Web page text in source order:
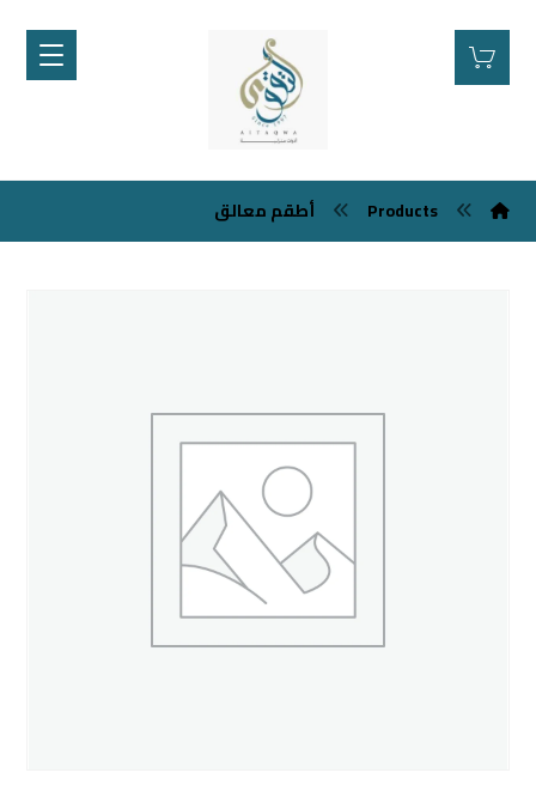
Products أطقم معالق